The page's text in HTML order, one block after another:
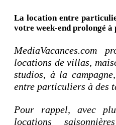
La location entre
votre week-end prolongé
MediaVacances.com
locations de villas,
studios, à la
entre particuliers à des
Pour rappel, avec
locations